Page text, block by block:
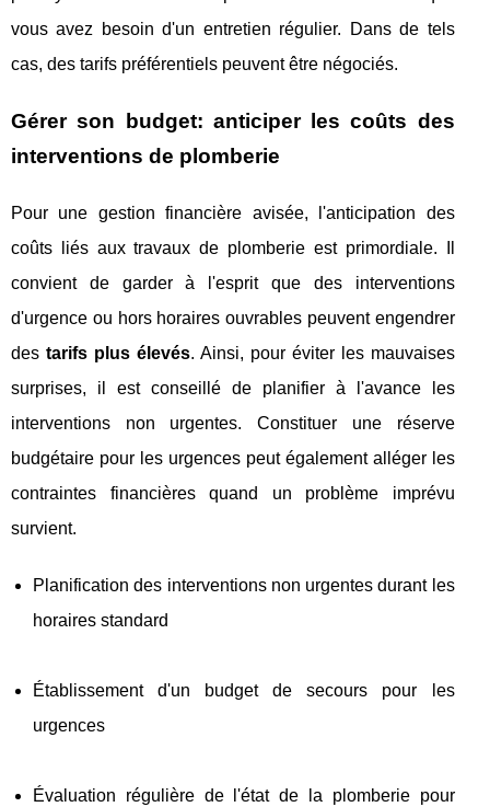
vous avez besoin d'un entretien régulier. Dans de tels
cas, des tarifs préférentiels peuvent être négociés.
Gérer son budget: anticiper les coûts des
interventions de plomberie
Pour une gestion financière avisée, l'anticipation des
coûts liés aux travaux de plomberie est primordiale. Il
convient de garder à l'esprit que des interventions
d'urgence ou hors horaires ouvrables peuvent engendrer
des tarifs plus élevés. Ainsi, pour éviter les mauvaises
surprises, il est conseillé de planifier à l'avance les
interventions non urgentes. Constituer une réserve
budgétaire pour les urgences peut également alléger les
contraintes financières quand un problème imprévu
survient.
Planification des interventions non urgentes durant les
horaires standard
Établissement d'un budget de secours pour les
urgences
Évaluation régulière de l'état de la plomberie pour